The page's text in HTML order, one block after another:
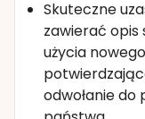
Skuteczne
zawierać opis
użycia
odwołanie